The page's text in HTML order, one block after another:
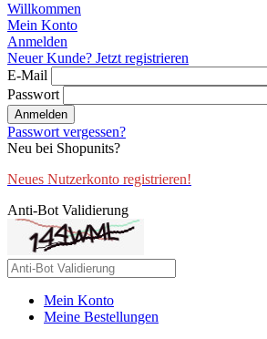
Willkommen
Mein Konto
Anmelden
Neuer Kunde? Jetzt registrieren
E-Mail
Passwort
Anmelden
Passwort vergessen?
Neu bei Shopunits?
Neues Nutzerkonto registrieren!
Anti-Bot Validierung
Mein Konto
Meine Bestellungen